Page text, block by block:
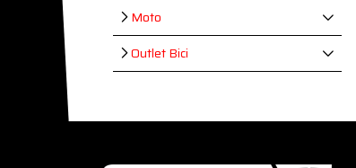
Moto
Outlet Bici